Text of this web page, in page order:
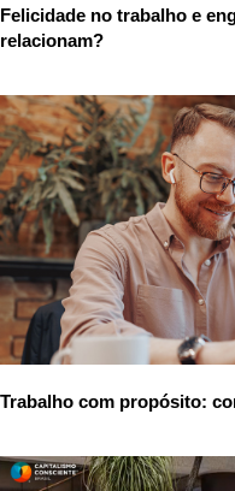
Felicidade no trabalho e
relacionam?
Trabalho com propósito: